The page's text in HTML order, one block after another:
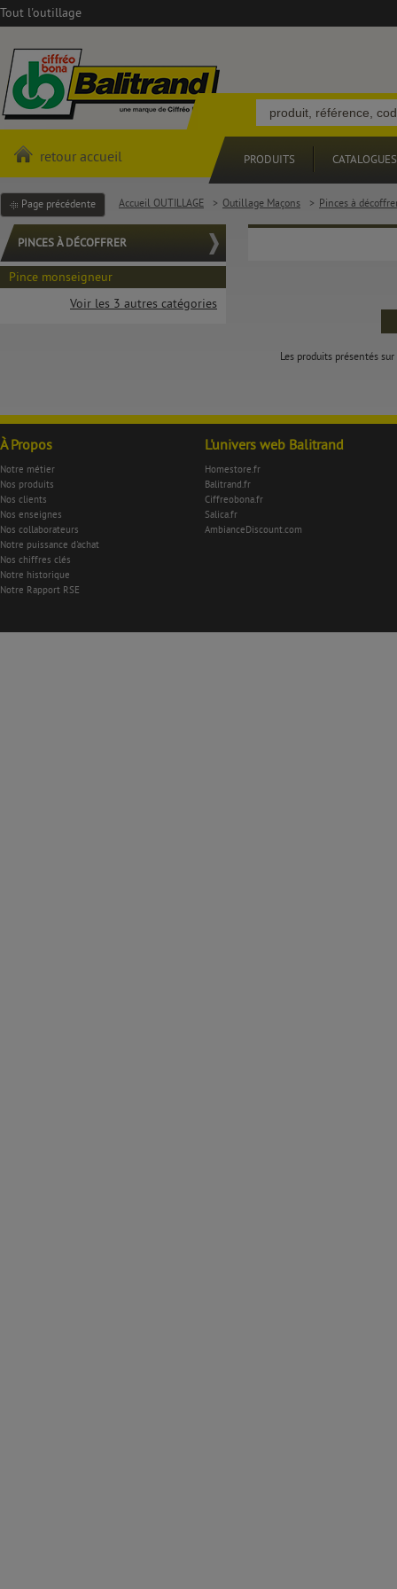
Tout l'outillage
retour accueil PRODUITS CATALOGUES
Page précédente Accueil OUTILLAGE > Outillage Maçons > Pinces à
PINCES À DÉCOFFRER
Pince monseigneur
Voir les 3 autres catégories
Les produits présentés
À Propos
Notre métier
Nos produits
Nos clients
Nos enseignes
Nos collaborateurs
Notre puissance d'achat
Nos chiffres clés
Notre historique
Notre Rapport RSE
L'univers web Balitrand
Homestore.fr
Balitrand.fr
Ciffreobona.fr
Salica.fr
AmbianceDiscount.com